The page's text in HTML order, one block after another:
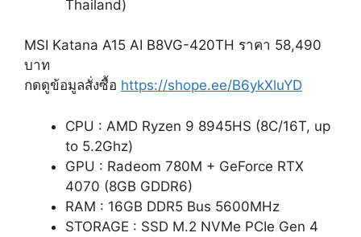
Thailand)
MSI Katana A15 AI B8VG-420TH ราคา 58,490
บาท
กดดูข้อมูลสั่งซื้อ https://shope.ee/B6ykXluYD
CPU : AMD Ryzen 9 8945HS (8C/16T, up
to 5.2Ghz)
GPU : Radeom 780M + GeForce RTX
4070 (8GB GDDR6)
RAM : 16GB DDR5 Bus 5600MHz
STORAGE : SSD M.2 NVMe PCIe Gen 4